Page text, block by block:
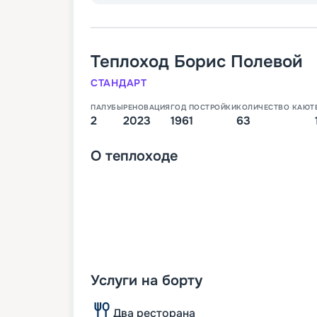
Теплоход Борис Полевой
СТАНДАРТ
ПАЛУБЫ
2
РЕНОВАЦИЯ
2023
ГОД ПОСТРОЙКИ
1961
КОЛИЧЕСТВО КАЮТ
63
О теплоходе
Услуги на борту
Два ресторана